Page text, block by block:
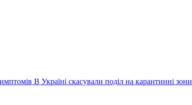
В Україні скасували поділ на карантинні зони